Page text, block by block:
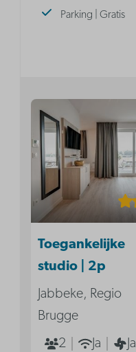
Parking | Gratis
Toegankelijke
studio | 2p
Jabbeke, Regio
Brugge
2
Ja
Ja